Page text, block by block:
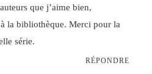
que j’aime bien,
la bibliothèque. Merci pour la
série.
RÉPONDRE